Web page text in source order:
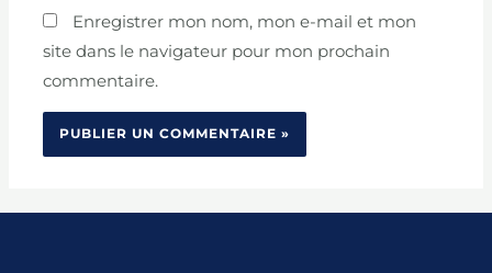
Enregistrer mon nom, mon e-mail et mon
site dans le navigateur pour mon prochain
commentaire.